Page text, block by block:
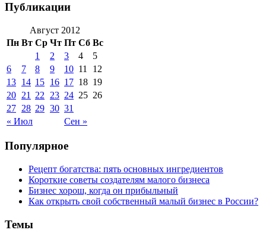
Публикации
Август 2012
Пн Вт Ср Чт Пт Сб Вс
« Июл Сен »
1 2 3 4
5
6
7 8 9 10 11
12
13 14 15 16 17 18 19
20 21 22 23 24 25 26
27 28 29 30 31
Популярное
Рецепт богатства: пять основных ингредиентов
Короткие советы создателям малого бизнеса
Бизнес хорош, когда он прибыльный
Как открыть свой собственный малый бизнес в России?
Темы